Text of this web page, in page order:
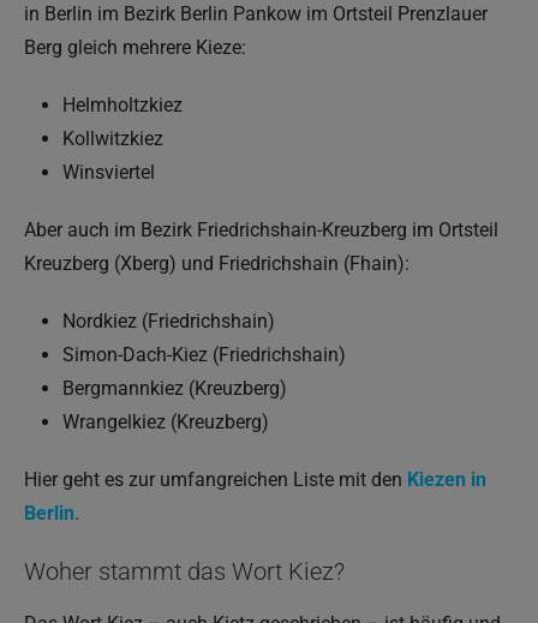
in Berlin im Bezirk Berlin Pankow im Ortsteil Prenzlauer
Berg gleich mehrere Kieze:
Helmholtzkiez
Kollwitzkiez
Winsviertel
Aber auch im Bezirk Friedrichshain-Kreuzberg im Ortsteil
Kreuzberg (Xberg) und Friedrichshain (Fhain):
Nordkiez (Friedrichshain)
Simon-Dach-Kiez (Friedrichshain)
Bergmannkiez (Kreuzberg)
Wrangelkiez (Kreuzberg)
Hier geht es zur umfangreichen Liste mit den Kiezen in
Berlin.
Woher stammt das Wort Kiez?